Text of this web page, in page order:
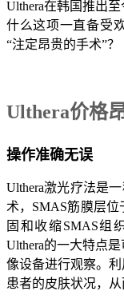
Ulthera在韩国推出
什么这项一直备受
“注定昂贵的手术”？
Ulthera价格
操作准确无误
Ulthera激光疗法是
术，SMAS筋膜层
固和收缩SMAS组
Ulthera的一大特点
像设备进行观察。
患者的皮肤状况，